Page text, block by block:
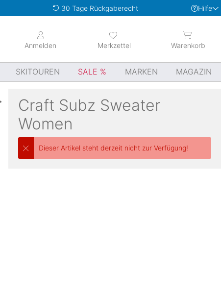
30 Tage Rückgaberecht Hilfe
Merkzettel
Anmelden Warenkorb
SKITOUREN SALE MARKEN MAGAZIN
Craft Subz Sweater
Women
Dieser Artikel steht derzeit nicht zur Verfügung!